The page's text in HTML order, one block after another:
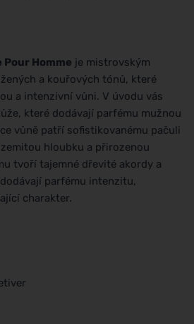
Homme je mistrovským
a kouřových tónů, které
a intenzivní vůni. V úvodu vás
které dodávají parfému mužnou
vůně patří sofistikovanému pačuli
hloubku a přirozenou
tvoří tajemné dřevité akordy a
parfému intenzitu,
charakter.